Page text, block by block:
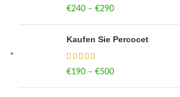
€240 – €290
Kaufen Sie Percocet
€190 – €500